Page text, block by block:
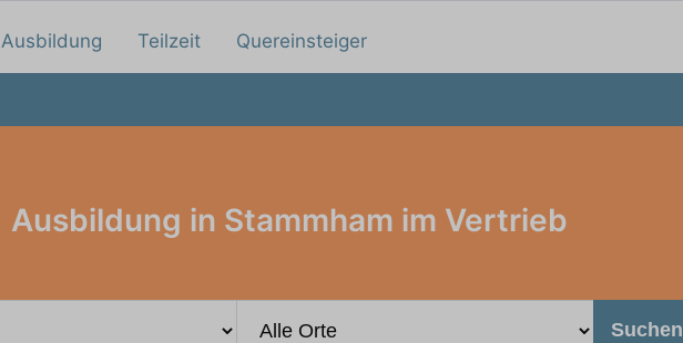
Ausbildung Teilzeit Quereinsteiger
Ausbildung in Stammham im Vertrieb
Suchen